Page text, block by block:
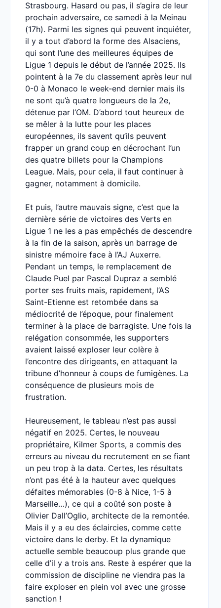
Strasbourg. Hasard ou pas, il s’agira de leur
prochain adversaire, ce samedi à la Meinau
(17h). Parmi les signes qui peuvent inquiéter,
il y a tout d’abord la forme des Alsaciens,
qui sont l’une des meilleures équipes de
Ligue 1 depuis le début de l’année 2025. Ils
pointent à la 7e du classement après leur nul
0-0 à Monaco le week-end dernier mais ils
ne sont qu’à quatre longueurs de la 2e,
détenue par l’OM. D’abord tout heureux de
se mêler à la lutte pour les places
européennes, ils savent qu’ils peuvent
frapper un grand coup en décrochant l’un
des quatre billets pour la Champions
League. Mais, pour cela, il faut continuer à
gagner, notamment à domicile.
Et puis, l’autre mauvais signe, c’est que la
dernière série de victoires des Verts en
Ligue 1 ne les a pas empêchés de descendre
à la fin de la saison, après un barrage de
sinistre mémoire face à l’AJ Auxerre.
Pendant un temps, le remplacement de
Claude Puel par Pascal Dupraz a semblé
porter ses fruits mais, rapidement, l’AS
Saint-Etienne est retombée dans sa
médiocrité de l’époque, pour finalement
terminer à la place de barragiste. Une fois la
relégation consommée, les supporters
avaient laissé exploser leur colère à
l’encontre des dirigeants, en attaquant la
tribune d’honneur à coups de fumigènes. La
conséquence de plusieurs mois de
frustration.
Heureusement, le tableau n’est pas aussi
négatif en 2025. Certes, le nouveau
propriétaire, Kilmer Sports, a commis des
erreurs au niveau du recrutement en se fiant
un peu trop à la data. Certes, les résultats
n’ont pas été à la hauteur avec quelques
défaites mémorables (0-8 à Nice, 1-5 à
Marseille…), ce qui a coûté son poste à
Olivier Dall’Oglio, architecte de la remontée.
Mais il y a eu des éclaircies, comme cette
victoire dans le derby. Et la dynamique
actuelle semble beaucoup plus grande que
celle d’il y a trois ans. Reste à espérer que la
commission de discipline ne viendra pas la
faire exploser en plein vol avec une grosse
sanction !